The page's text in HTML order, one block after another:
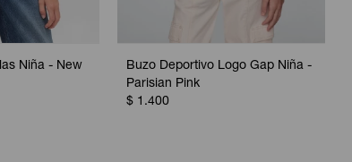
Niña - New
Buzo Deportivo Logo Gap Niña -
Parisian Pink
$ 1.400